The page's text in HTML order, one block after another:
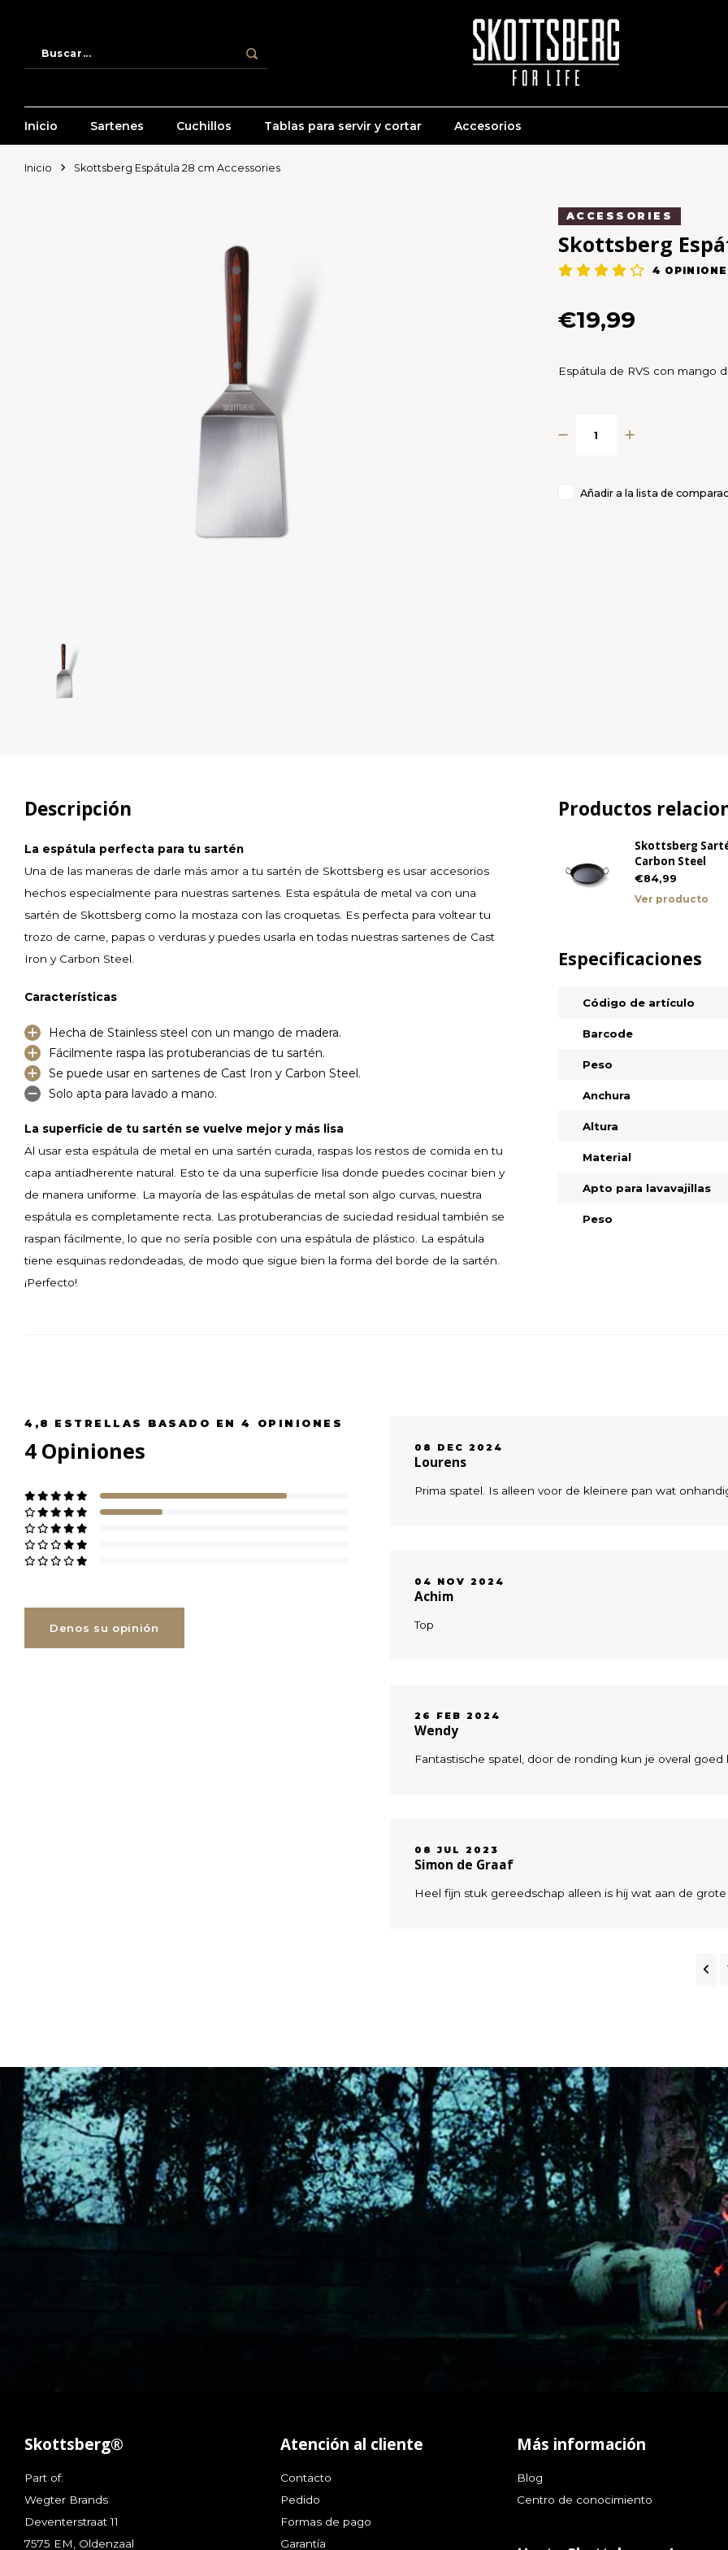
Inicio Sartenes Cuchillos Tablas para servir y cortar Accesorios
Inicio Skottsberg Espátula 28 cm Accessories
ACCESSORIES
Skottsberg
4
€19,99
Espátula de RVS con mango
Añadir a la lista de
Descripción
La espátula perfecta para tu sartén
Una de las maneras de darle más amor a tu sartén de Skottsberg es usar accesorios
hechos especialmente para nuestras sartenes. Esta espátula de metal va con una
sartén de Skottsberg como la mostaza con las croquetas. Es perfecta para voltear tu
trozo de carne, papas o verduras y puedes usarla en todas nuestras sartenes de Cast
Iron y Carbon Steel.
Características
Hecha de Stainless steel con un mango de madera.
Fácilmente raspa las protuberancias de tu sartén.
Se puede usar en sartenes de Cast Iron y Carbon Steel.
Solo apta para lavado a mano.
La superficie de tu sartén se vuelve mejor y más lisa
Al usar esta espátula de metal en una sartén curada, raspas los restos de comida en tu
capa antiadherente natural. Esto te da una superficie lisa donde puedes cocinar bien y
de manera uniforme. La mayoría de las espátulas de metal son algo curvas, nuestra
espátula es completamente recta. Las protuberancias de suciedad residual también se
raspan fácilmente, lo que no sería posible con una espátula de plástico. La espátula
tiene esquinas redondeadas, de modo que sigue bien la forma del borde de la sartén.
¡Perfecto!
Productos
Skottsberg
Carbon Steel
€84,99
Ver producto
Especificaciones
Código de artículo
Barcode
Peso
Anchura
Altura
Material
Apto para lavavajillas
Peso
4,8 ESTRELLAS BASADO EN4 OPINIONES
4Opiniones
Denos su opinión
08 DEC 2024
Lourens
Prima spatel. Is alleen voor de kleinere pan wat
04 NOV 2024
Achim
Top
26 FEB 2024
Wendy
Fantastische spatel, door de ronding kun je overal goed
08 JUL 2023
Simon de Graaf
Heel fijn stuk gereedschap alleen is hij wat aan de
Skottsberg®
Part of:
Wegter Brands
Deventerstraat 11
7575 EM, Oldenzaal
Atención al cliente
Contacto
Pedido
Formas de pago
Garantía
Más información
Blog
Centro de conocimiento